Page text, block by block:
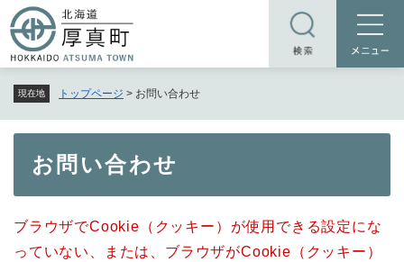
ー
ジ
頭
で
現在地 トップページ > お問い合わせ
お問い合わせ
ブラウザでCookie（クッキー）が使用できる設定にな
っていない、または、ブラウザがCookie（クッキー）